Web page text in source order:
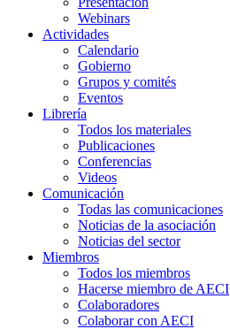
Webinars
Actividades
Calendario
Gobierno
Grupos y comités
Eventos
Librería
Todos los materiales
Publicaciones
Conferencias
Videos
Comunicación
Todas las comunicaciones
Noticias de la asociación
Noticias del sector
Miembros
Todos los miembros
Hacerse miembro de AECI
Colaboradores
Colaborar con AECI